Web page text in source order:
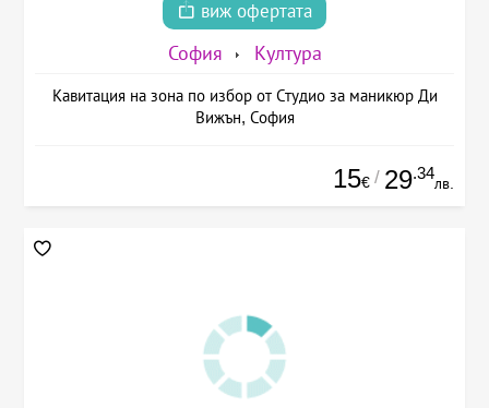
виж офертата
София Култура
Кавитация на зона по избор от Студио за маникюр Ди
Вижън, София
15€ / 29.34
лв.